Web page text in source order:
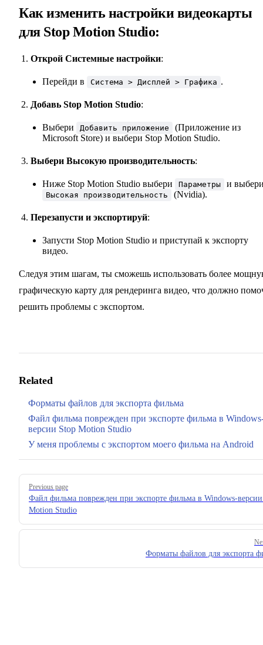
Как изменить настройки видеокарты
для Stop Motion Studio:
Открой Системные настройки:
Перейди в Система > Дисплей > Графика .
Добавь Stop Motion Studio:
Выбери Добавить приложение
(Приложение из
Microsoft Store) и выбери Stop Motion Studio.
Выбери Высокую производительность:
Ниже Stop Motion Studio выбери Параметры и
Высокая производительность (Nvidia).
Перезапусти и экспортируй:
Запусти Stop Motion Studio и приступай к экспорту
видео.
Следуя этим шагам, ты сможешь использовать более
графическую карту для рендеринга видео, что должно
решить проблемы с экспортом.
Related
Форматы файлов для экспорта фильма
Файл фильма поврежден при экспорте фильма в
версии Stop Motion Studio
У меня проблемы с экспортом моего фильма на Android
Pager
Previous page
Файл фильма поврежден при экспорте фильма в Windows-
Motion Studio
Форматы файлов для экспорта